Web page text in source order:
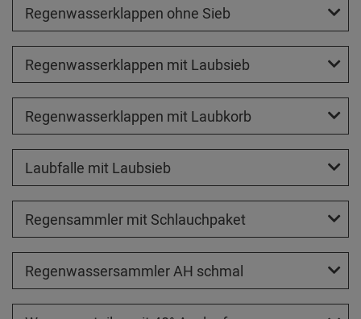
Regenwasserklappen ohne Sieb
Regenwasserklappen mit Laubsieb
Regenwasserklappen mit Laubkorb
Laubfalle mit Laubsieb
Regensammler mit Schlauchpaket
Regenwassersammler AH schmal